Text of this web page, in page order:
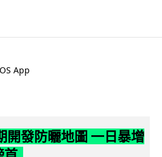
App
開發防曬地圖 一日暴增